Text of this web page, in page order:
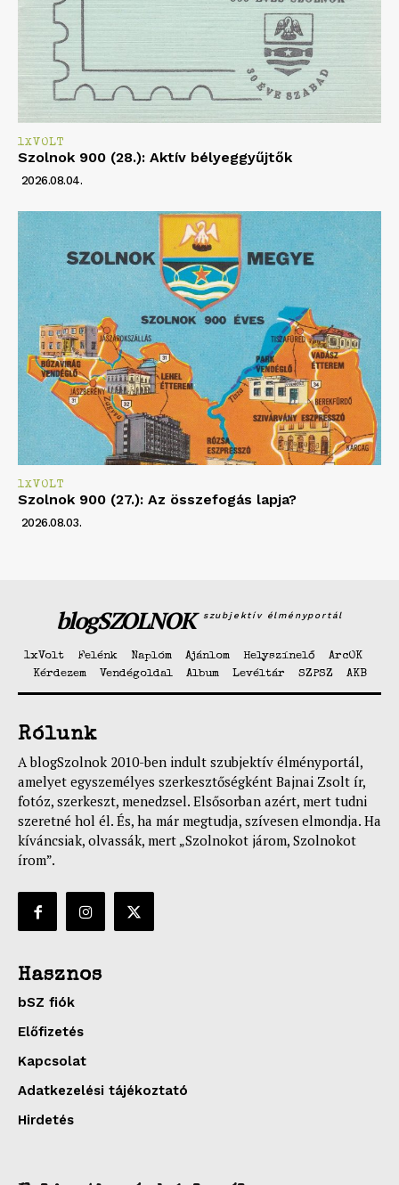
1XVOLT
Szolnok 900 (28.): Aktív bélyeggyűjtők
2026.08.04.
1XVOLT
Szolnok 900 (27.): Az összefogás lapja?
2026.08.03.
blogSZOLNOK szubjektív élményportál
1xVolt Felénk Naplóm Ajánlom Helyszínelő
ArcOK
Kérdezem
Vendégoldal Album Levéltár SZPSZ AKB
Rólunk
A blogSzolnok 2010-ben indult szubjektív élményportál,
amelyet egyszemélyes szerkesztőségként Bajnai Zsolt ír,
fotóz, szerkeszt, menedzsel. Elsősorban azért, mert tudni
szeretné hol él. És, ha már megtudja, szívesen elmondja. Ha
kíváncsiak, olvassák, mert „Szolnokot járom, Szolnokot
írom”.
Hasznos
bSZ fiók
Előfizetés
Kapcsolat
Adatkezelési tájékoztató
Hirdetés